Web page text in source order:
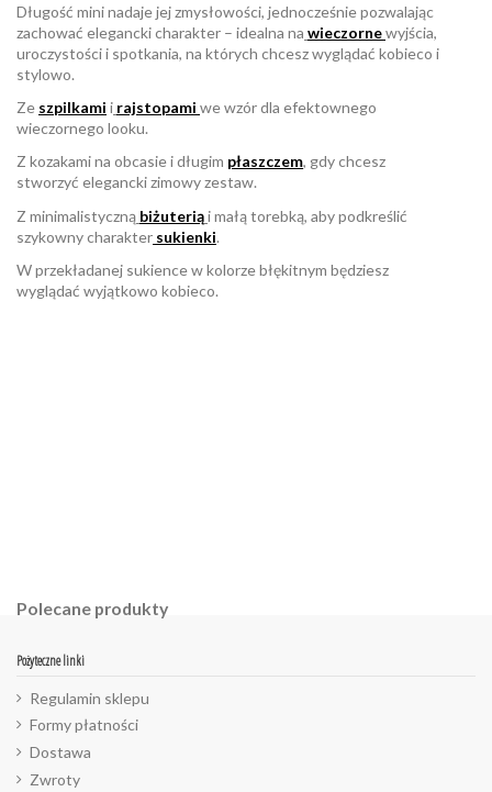
Długość mini nadaje jej zmysłowości, jednocześnie pozwalając
zachować elegancki charakter – idealna na wieczornewyjścia,
uroczystości i spotkania, na których chcesz wyglądać kobieco i
stylowo.
Ze szpilkami i rajstopami we wzór dla efektownego
wieczornego looku.
Z kozakami na obcasie i długim płaszczem, gdy chcesz
stworzyć elegancki zimowy zestaw.
Z minimalistyczną biżuteriąi małą torebką, aby podkreślić
szykowny charakter sukienki.
W przekładanej sukience w kolorze błękitnym będziesz
wyglądać wyjątkowo kobieco.
Polecane produkty
Pożyteczne linki
Regulamin sklepu
Formy płatności
Dostawa
Zwroty